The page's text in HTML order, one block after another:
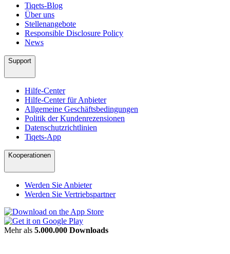
Tiqets-Blog
Über uns
Stellenangebote
Responsible Disclosure Policy
News
Support
Hilfe-Center
Hilfe-Center für Anbieter
Allgemeine Geschäftsbedingungen
Politik der Kundenrezensionen
Datenschutzrichtlinien
Tiqets-App
Kooperationen
Werden Sie Anbieter
Werden Sie Vertriebspartner
Mehr als 5.000.000 Downloads